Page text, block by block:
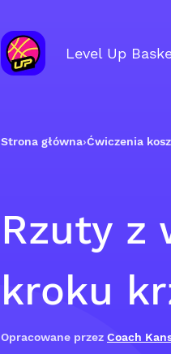
Level Up
Strona główna›Ćwiczenia
Rzuty z
kroku
Opracowane przez Coach